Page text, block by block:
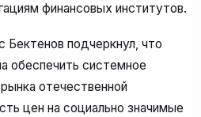
финансовых институтов.
подчеркнул, что
обеспечить системное
отечественной
цен на социально значимые